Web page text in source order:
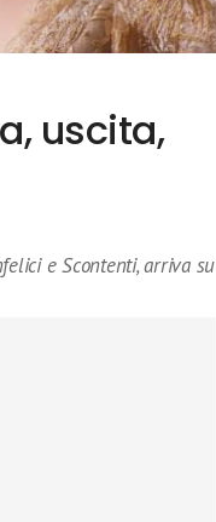
uscita,
e Scontenti, arriva su